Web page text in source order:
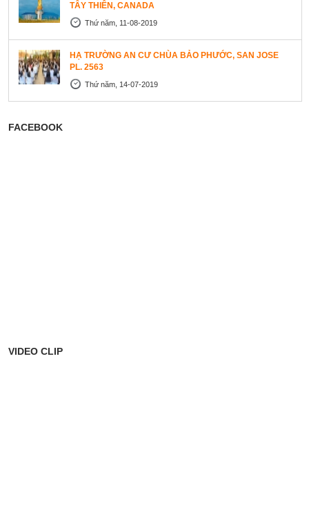
TÂY THIÊN, CANADA
Thứ năm, 11-08-2019
HẠ TRƯỜNG AN CƯ CHÙA BẢO PHƯỚC, SAN JOSE
PL. 2563
Thứ năm, 14-07-2019
FACEBOOK
VIDEO CLIP